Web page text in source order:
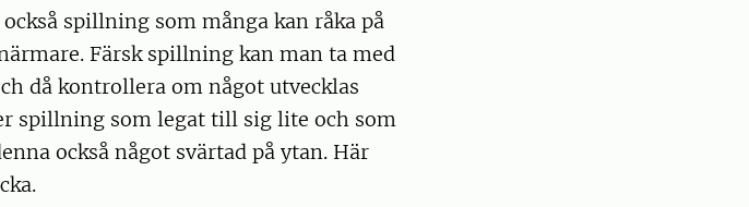
spillning som många kan råka på
Färsk spillning kan man ta med
då kontrollera om något utvecklas
spillning som legat till sig lite och som
också något svärtad på ytan. Här